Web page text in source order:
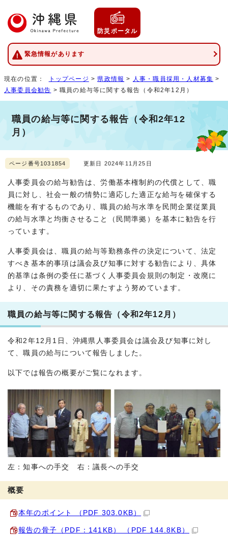
防災ポータル
緊急情報があります
現在の位置： トップページ > 県政情報 > 人事・職員採用・人材募集 >
人事委員会勧告 > 職員の給与等に関する報告（令和2年12月）
職員の給与等に関する報告（令和2年12
月）
ページ番号1031854 更新日 2024年11月25日
人事委員会の給与勧告は、労働基本権制約の代償として、職
員に対し、社会一般の情勢に適応した適正な給与を確保する
機能を有するものであり、職員の給与水準を民間企業従業員
の給与水準と均衡させること（民間準拠）を基本に勧告を行
っています。
人事委員会は、職員の給与等勤務条件の決定について、法定
すべき基本的事項は議会及び知事に対する勧告により、具体
的基準は条例の委任に基づく人事委員会規則の制定・改廃に
より、その責務を適切に果たすよう努めています。
職員の給与等に関する報告（令和2年12月）
令和2年12月1日、沖縄県人事委員会は議会及び知事に対し
て、職員の給与について報告しました。
以下では報告の概要がご覧になれます。
左：知事への手交 右：議長への手交
概要
本年のポイント （PDF 303.0KB）
報告の骨子（PDF：141KB） （PDF 144.8KB）